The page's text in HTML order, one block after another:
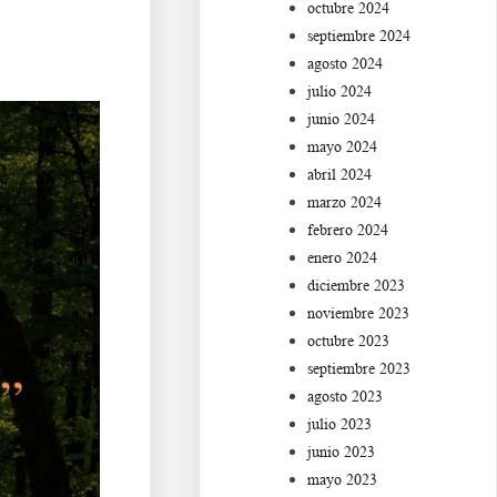
octubre 2024
septiembre 2024
agosto 2024
julio 2024
junio 2024
mayo 2024
abril 2024
marzo 2024
febrero 2024
enero 2024
diciembre 2023
noviembre 2023
octubre 2023
septiembre 2023
agosto 2023
julio 2023
junio 2023
mayo 2023